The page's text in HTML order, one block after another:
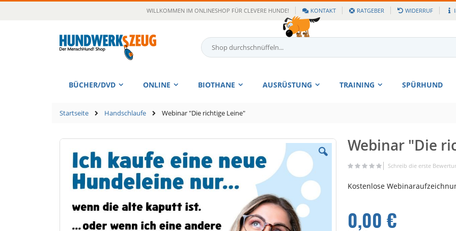
springen
WILLKOMMEN IM ONLINESHOP FÜR CLEVERE HUNDE! KONTAKT RATGEBER WIDERRUF
Suche
BÜCHER/DVD ONLINE BIOTHANE AUSRÜSTUNG TRAINING SPÜRHUND
Startseite Handschlaufe Webinar "Die richtige Leine"
Zum
Ende
Bildgalerie
springen
Zum
springen
Webinar "Die
Schreib die erste
Kostenlose
0,00 €